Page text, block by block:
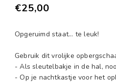
€25,00
Opgeruimd staat... te leuk!
Gebruik dit vrolijke
- Als sleutelbakje in de hal,
- Op je nachtkastje voor het